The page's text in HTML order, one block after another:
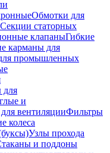
Обмотки для
Секции статорных
клапаныГибкие
карманы для
промышленных
для
и
вентиляцииФильтры
колеса
Узлы прохода
и поддоны